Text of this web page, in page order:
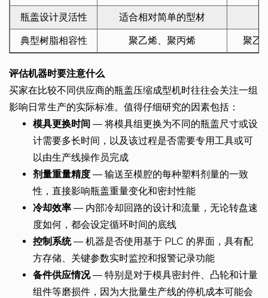
瓶盖设计灵活性 适合相对简单的型材
典型树脂相容性 聚乙烯、聚丙烯 聚乙
评估机器时要注意什么
买家在比较不同供应商的瓶盖压缩成型机时往往会关注一组
影响日常生产的实际标准。值得仔细研究的因素包括：
模具更换时间 — 将模具组更换为不同的瓶盖尺寸或设
计需要多长时间，以及该过程是否需要专用工具或可
以由生产线操作员完成
剂量重量精度 — 输送至模腔的每种塑料剂量的一致
性，直接影响瓶盖重量变化和密封性能
冷却效率 — 内部冷却回路的设计和流量，无论转盘速
度如何，都会设定循环时间的底线
控制系统— 机器是否使用基于 PLC 的界面，具有配
方存储、关键参数实时监控和报警记录功能
备件供应情况— 特别是对于模具密封件、凸轮和计量
组件等磨损件，因为大批量生产线的停机成本可能会